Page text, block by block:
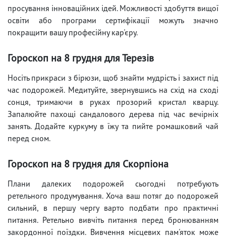
просування інноваційних ідей. Можливості здобуття вищої
освіти або програми сертифікації можуть значно
покращити вашу професійну кар'єру.
Гороскоп на 8 грудня для Терезів
Носіть прикраси з бірюзи, щоб знайти мудрість і захист під
час подорожей. Медитуйте, звернувшись на схід на сході
сонця, тримаючи в руках прозорий кристал кварцу.
Запалюйте пахощі сандалового дерева під час вечірніх
занять. Додайте куркуму в їжу та пийте ромашковий чай
перед сном.
Гороскоп на 8 грудня для Скорпіона
Плани далеких подорожей сьогодні потребують
ретельного продумування. Хоча ваш потяг до подорожей
сильний, в першу чергу варто подбати про практичні
питання. Ретельно вивчіть питання перед бронюванням
закордонної поїздки. Вивчення місцевих пам'яток може